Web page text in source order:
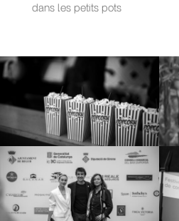
dans les petits pots